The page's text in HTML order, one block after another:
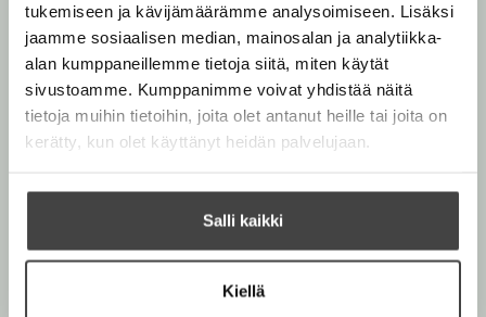
tukemiseen ja kävijämäärämme analysoimiseen. Lisäksi
jaamme sosiaalisen median, mainosalan ja analytiikka-
alan kumppaneillemme tietoja siitä, miten käytät
sivustoamme. Kumppanimme voivat yhdistää näitä
tietoja muihin tietoihin, joita olet antanut heille tai joita on
kerätty, kun olet käyttänyt heidän palvelujaan.
Salli kaikki
Kiellä